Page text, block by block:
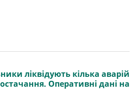
ліквідують кілька аварій
Оперативні дані на